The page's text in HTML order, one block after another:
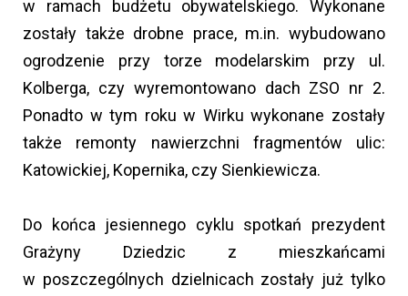
w ramach budżetu obywatelskiego. Wykonane
zostały także drobne prace, m.in. wybudowano
ogrodzenie przy torze modelarskim przy ul.
Kolberga, czy wyremontowano dach ZSO nr 2.
Ponadto w tym roku w Wirku wykonane zostały
także remonty nawierzchni fragmentów ulic:
Katowickiej, Kopernika, czy Sienkiewicza.
Do końca jesiennego cyklu spotkań prezydent
Grażyny Dziedzic z mieszkańcami
w poszczególnych dzielnicach zostały już tylko